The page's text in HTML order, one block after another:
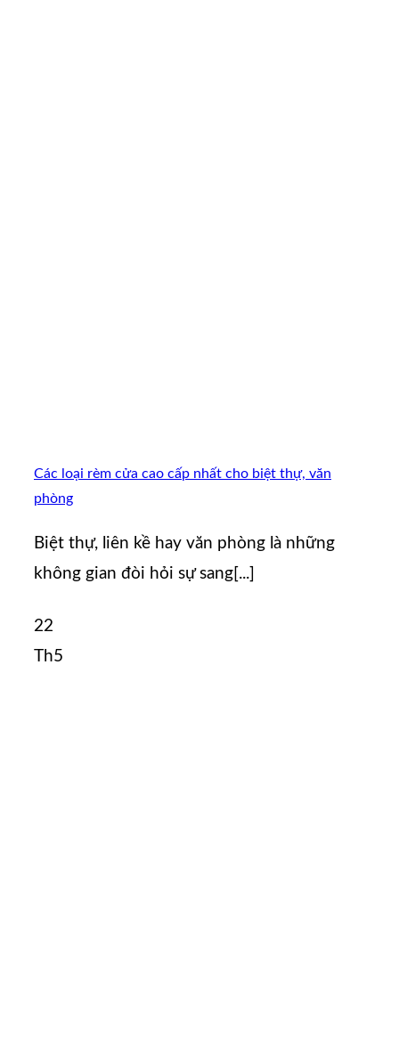
Các loại rèm cửa cao cấp nhất cho biệt thự, văn
phòng
Biệt thự, liên kề hay văn phòng là những
không gian đòi hỏi sự sang[...]
22
Th5